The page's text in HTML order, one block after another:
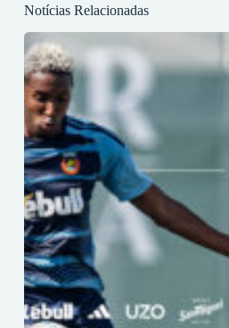
Notícias Relacionadas